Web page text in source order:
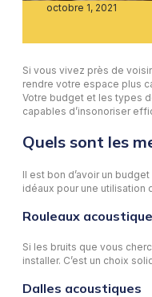
octobre 1, 2021
Si vous vivez près de
rendre votre espace plus
Votre budget et les types
capables d’insonoriser
Quels sont les
Il est bon d’avoir un
idéaux pour une utilisation
Rouleaux
Si les bruits que vous
installer. C’est un choix
Dalles acoustiques